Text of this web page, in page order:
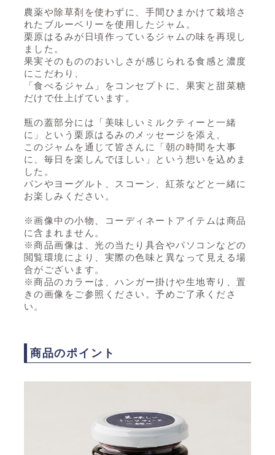
農薬や除草剤を使わずに、手間ひまかけて栽培さ
れたブルーベリーを使用したジャム。
栗原はるみが日頃作っているジャムの味を再現し
ました。
果実そのもののおいしさが感じられる食感と濃度
にこだわり、
「食べるジャム」をコンセプトに、果実と甜菜糖
だけで仕上げています。
瓶の蓋部分には「美味しいミルクティーと一緒
に」という栗原はるみのメッセージを添え、
このジャムを通じて皆さんに「朝の時間を大事
に、毎日を楽しんでほしい」という想いを込めま
した。
パンやヨーグルト、スコーン、紅茶などと一緒に
お楽しみください。
※画像中の小物、コーディネートアイテムは商品
に含まれません。
※商品画像は、光の当たり具合やパソコンなどの
閲覧環境により、実際の色味と異なって見える場
合がございます。
※商品のカラーは、ハンガー掛けや生地寄り、置
きの画像をご参照ください。予めご了承くださ
い。
商品のポイント